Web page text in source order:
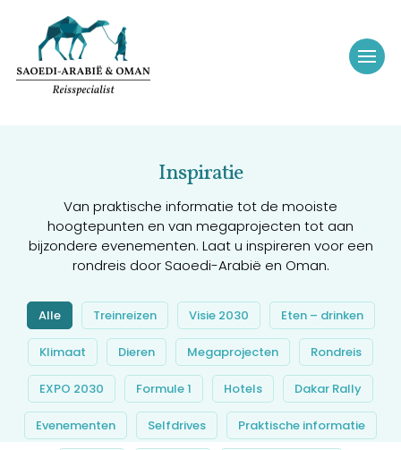
Inspiratie
Van praktische informatie tot de mooiste
hoogtepunten en van megaprojecten tot aan
bijzondere evenementen. Laat u inspireren voor een
rondreis door Saoedi-Arabië en Oman.
Alle Treinreizen Visie 2030 Eten – drinken
Klimaat Dieren Megaprojecten Rondreis
EXPO 2030 Formule 1 Hotels Dakar Rally
Evenementen Selfdrives Praktische informatie